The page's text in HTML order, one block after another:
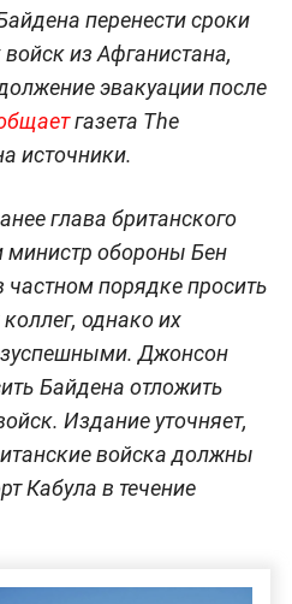
перенести сроки
из Афганистана,
эвакуации после
газета The
источники.
глава британского
обороны Бен
частном порядке просить
однако их
Джонсон
Байдена отложить
Издание уточняет,
войска должны
Кабула в течение